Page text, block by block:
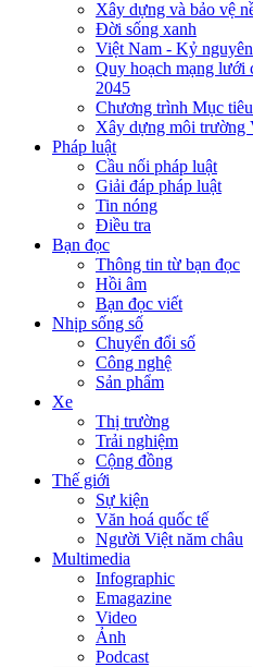
Xây dựng và bảo vệ
Đời sống xanh
Việt Nam - Kỷ
Quy hoạch mạng
2045
Chương trình Mục
Xây dựng môi trường
Pháp luật
Cầu nối pháp luật
Giải đáp pháp luật
Tin nóng
Điều tra
Bạn đọc
Thông tin từ bạn đọc
Hồi âm
Bạn đọc viết
Nhịp sống số
Chuyển đổi số
Công nghệ
Sản phẩm
Xe
Thị trường
Trải nghiệm
Cộng đồng
Thế giới
Sự kiện
Văn hoá quốc tế
Người Việt năm châu
Multimedia
Infographic
Emagazine
Video
Ảnh
Podcast